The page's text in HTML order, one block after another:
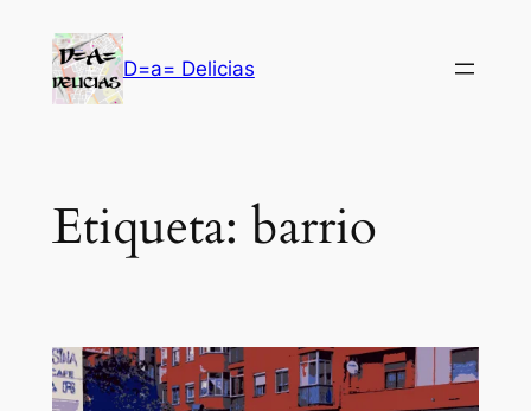
contenido
D=a= Delicias
Etiqueta: barrio